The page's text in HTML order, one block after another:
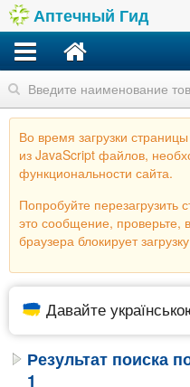
Аптечный Гид
Найти
Во время загрузки
из JavaScript файлов,
функциональности сайта.
Попробуйте перезагрузить
это сообщение, проверьте,
браузера блокирует
Давайте
Результат поиска
1